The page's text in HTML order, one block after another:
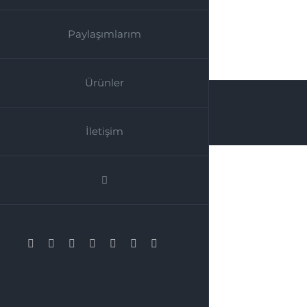
Paylaşımlarım
Ürünler
İletişim
InstagramFacebook
TwitterPinterestYouTubeLinkedIn